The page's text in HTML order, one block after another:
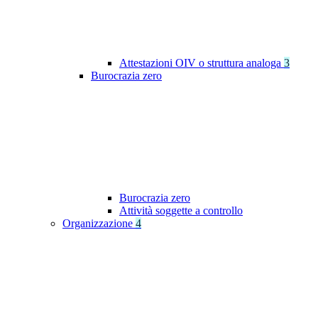
Attestazioni OIV o struttura analoga 3
Burocrazia zero
Burocrazia zero
Attività soggette a controllo
Organizzazione 4